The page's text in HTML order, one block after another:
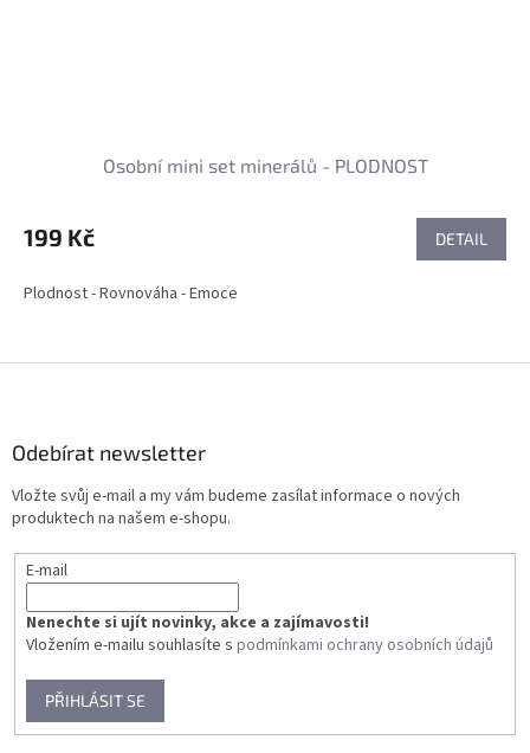
Osobní mini set minerálů - PLODNOST
199 Kč DETAIL
Plodnost - Rovnováha - Emoce
Odebírat newsletter
Vložte svůj e-mail a my vám budeme zasílat informace o nových
produktech na našem e-shopu.
E-mail
Nenechte si ujít novinky, akce a zajímavosti!
Vložením e-mailu souhlasíte s podmínkami ochrany osobních údajů
PŘIHLÁSIT SE